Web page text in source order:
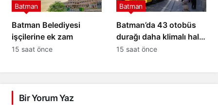
Batman Belediyesi
işçilerine ek zam
Batman
15 saat önce
Batman’da 43 otobüs
durağı daha klimalı hale
getirilecek
Batman
15 saat önce
Bir Yorum Yaz